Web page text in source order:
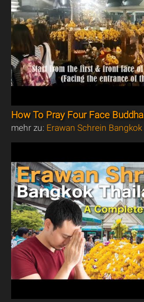
How To Pray Four Face Buddha
mehr zu: Erawan Schrein Bangkok